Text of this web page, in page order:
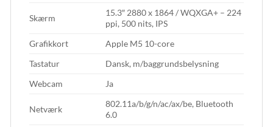
Skærm
15.3″ 2880 x 1864 / WQXGA+ – 224
ppi, 500 nits, IPS
Grafikkort
Apple M5 10-core
Tastatur
Dansk, m/baggrundsbelysning
Webcam
Ja
Netværk
802.11a/b/g/n/ac/ax/be, Bluetooth
6.0